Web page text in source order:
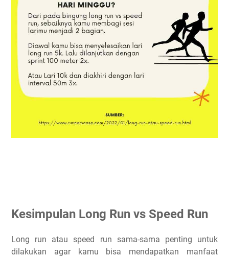
Kesimpulan Long Run vs Speed Run
Long run atau speed run sama-sama penting untuk
dilakukan agar kamu bisa mendapatkan manfaat